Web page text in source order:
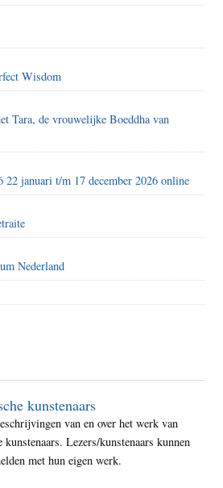
Wisdom
Tara, de vrouwelijke Boeddha van
22 januari t/m 17 december 2026 online
Nederland
kunstenaars
van en over het werk van
kunstenaars. Lezers/kunstenaars kunnen
met hun eigen werk.